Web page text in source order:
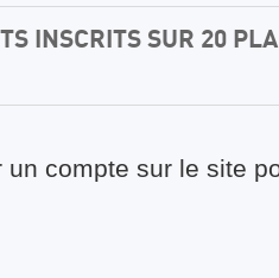
INSCRITS SUR 20
un compte sur le site